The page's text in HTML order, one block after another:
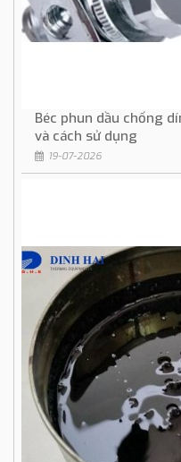
Béc phun dầu chống
và cách sử dụng
19-07-2026